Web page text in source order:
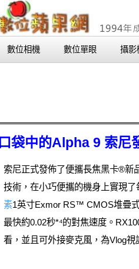
數位相機 數位單眼 攝影
口袋中的Alpha 9 索尼
索尼正式發佈了便攜長焦黑卡®新
技術，在小巧便攜的機身上實現了
素1英寸Exmor RS™ CMOS堆疊
最快約0.02秒*⁴的對焦速度。
看，並且可外接麥克風，為Vlog視